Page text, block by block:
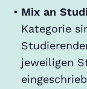
Mix an
Kategorie
jeweiligen